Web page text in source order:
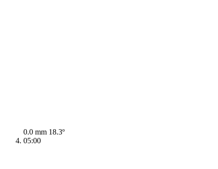
0.0 mm 18.3º
05:00